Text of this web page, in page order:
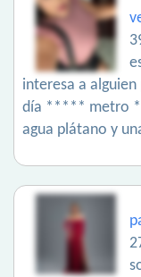
interesa a
día ***** metro
agua plátano y